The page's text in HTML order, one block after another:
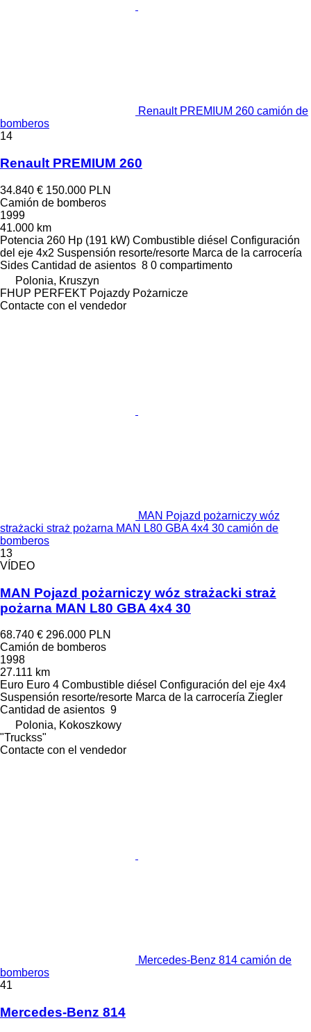
Renault PREMIUM 260 camión de
bomberos
14
Renault PREMIUM 260
34.840 € 150.000 PLN
Camión de bomberos
1999
41.000 km
Potencia 260 Hp (191 kW) Combustible diésel Configuración
del eje 4x2 Suspensión resorte/resorte Marca de la carrocería
Sides Cantidad de asientos 8 0 compartimento
Polonia, Kruszyn
FHUP PERFEKT Pojazdy Pożarnicze
Contacte con el vendedor
MAN Pojazd pożarniczy wóz
strażacki straż pożarna MAN L80 GBA 4x4 30 camión de
bomberos
13
VÍDEO
MAN Pojazd pożarniczy wóz strażacki straż
pożarna MAN L80 GBA 4x4 30
68.740 € 296.000 PLN
Camión de bomberos
1998
27.111 km
Euro Euro 4 Combustible diésel Configuración del eje 4x4
Suspensión resorte/resorte Marca de la carrocería Ziegler
Cantidad de asientos 9
Polonia, Kokoszkowy
"Truckss"
Contacte con el vendedor
Mercedes-Benz 814 camión de
bomberos
41
Mercedes-Benz 814